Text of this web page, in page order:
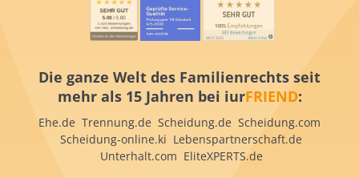
Die ganze Welt des Familienrechts seit
mehr als 15 Jahren bei iurFRIEND:
Ehe.de Trennung.de Scheidung.de Scheidung.com
Scheidung-online.ki Lebenspartnerschaft.de
Unterhalt.com EliteXPERTS.de